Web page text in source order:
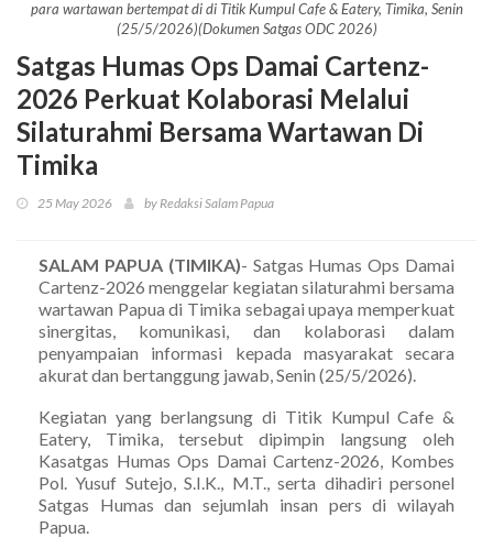
para wartawan bertempat di di Titik Kumpul Cafe & Eatery, Timika, Senin
(25/5/2026)(Dokumen Satgas ODC 2026)
Satgas Humas Ops Damai Cartenz-
2026 Perkuat Kolaborasi Melalui
Silaturahmi Bersama Wartawan Di
Timika
25 May 2026 by Redaksi Salam Papua
SALAM PAPUA (TIMIKA)- Satgas Humas Ops Damai
Cartenz-2026 menggelar kegiatan silaturahmi bersama
wartawan Papua di Timika sebagai upaya memperkuat
sinergitas, komunikasi, dan kolaborasi dalam
penyampaian informasi kepada masyarakat secara
akurat dan bertanggung jawab, Senin (25/5/2026).
Kegiatan yang berlangsung di Titik Kumpul Cafe &
Eatery, Timika, tersebut dipimpin langsung oleh
Kasatgas Humas Ops Damai Cartenz-2026, Kombes
Pol. Yusuf Sutejo, S.I.K., M.T., serta dihadiri personel
Satgas Humas dan sejumlah insan pers di wilayah
Papua.